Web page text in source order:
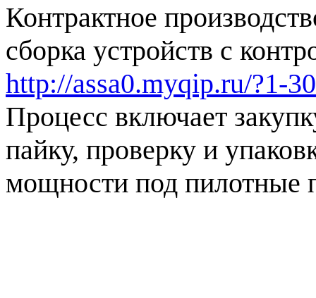
Контрактное
сборка устройств с
http://assa0.myqip.ru/?1-
Процесс включает
пайку, проверку и
мощности под пилотные